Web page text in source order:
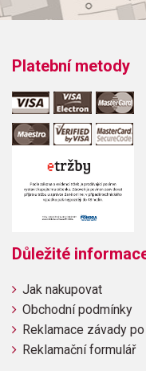
Platební metody
Důležité
Jak nakupovat
Obchodní podmínky
Reklamace závady
Reklamační formulář